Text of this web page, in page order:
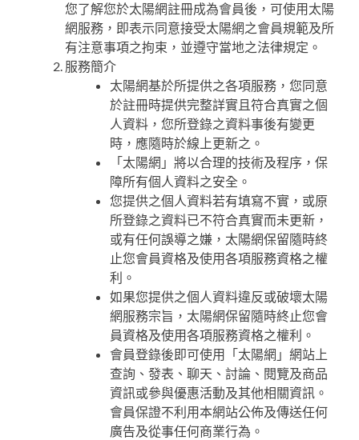
您了解您於太陽網註冊成為會員後，可使用太陽
網服務，即表示同意接受太陽網之會員規範及所
有注意事項之拘束，並遵守當地之法律規定。
服務簡介
太陽網基於所提供之各項服務，您同意
於註冊時提供完整詳實且符合真實之個
人資料，您所登錄之資料事後有變更
時，應隨時於線上更新之。
「太陽網」將以合理的技術及程序，保
障所有個人資料之安全。
您提供之個人資料若有填寫不實，或原
所登錄之資料已不符合真實而未更新，
或有任何誤導之嫌，太陽網保留隨時終
止您會員資格及使用各項服務資格之權
利。
如果您提供之個人資料違反或破壞太陽
網服務宗旨，太陽網保留隨時終止您會
員資格及使用各項服務資格之權利。
會員登錄後即可使用「太陽網」網站上
查詢、發表、聊天、討論、閱覽及商品
資訊或參與優惠活動及其他相關資訊。
會員保證不利用本網站公佈及傳送任何
廣告及從事任何商業行為。